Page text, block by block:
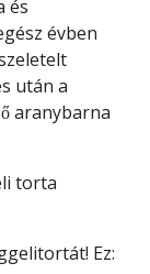
és
évben
után a
aranybarna
Ez: